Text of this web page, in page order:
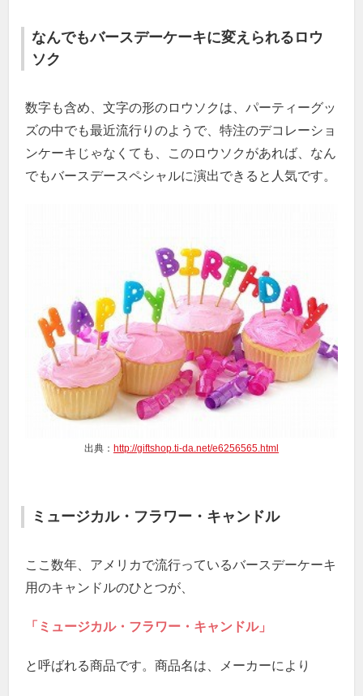
なんでもバースデーケーキに変えられるロウ
ソク
数字も含め、文字の形のロウソクは、パーティーグッ
ズの中でも最近流行りのようで、特注のデコレーショ
ンケーキじゃなくても、このロウソクがあれば、なん
でもバースデースペシャルに演出できると人気です。
出典： http://giftshop.ti-da.net/e6256565.html
ミュージカル・フラワー・キャンドル
ここ数年、アメリカで流行っているバースデーケーキ
用のキャンドルのひとつが、
「ミュージカル・フラワー・キャンドル」
と呼ばれる商品です。商品名は、メーカーにより